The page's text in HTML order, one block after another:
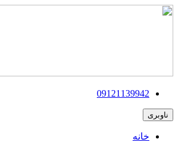
09121139942
ناوبری
خانه